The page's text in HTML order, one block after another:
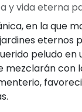
y vida eterna
en la que
eternos
peludo en
mezclarán con